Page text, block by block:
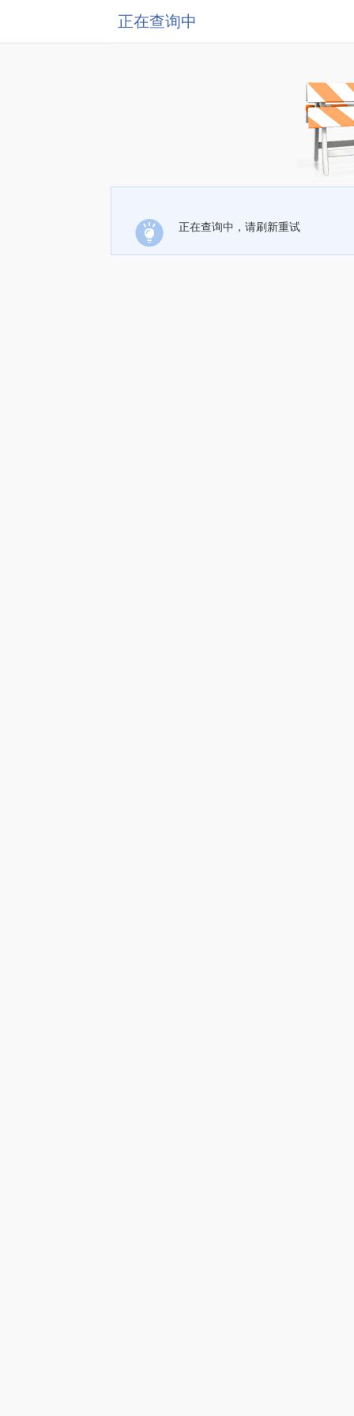
正在查询中
正在查询中，请刷新重试